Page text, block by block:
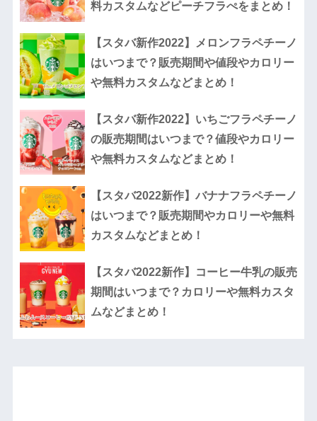
料カスタムなどピーチフラぺをまとめ！
【スタバ新作2022】メロンフラペチーノ
はいつまで？販売期間や値段やカロリー
や無料カスタムなどまとめ！
【スタバ新作2022】いちごフラペチーノ
の販売期間はいつまで？値段やカロリー
や無料カスタムなどまとめ！
【スタバ2022新作】バナナフラペチーノ
はいつまで？販売期間やカロリーや無料
カスタムなどまとめ！
【スタバ2022新作】コーヒー牛乳の販売
期間はいつまで？カロリーや無料カスタ
ムなどまとめ！